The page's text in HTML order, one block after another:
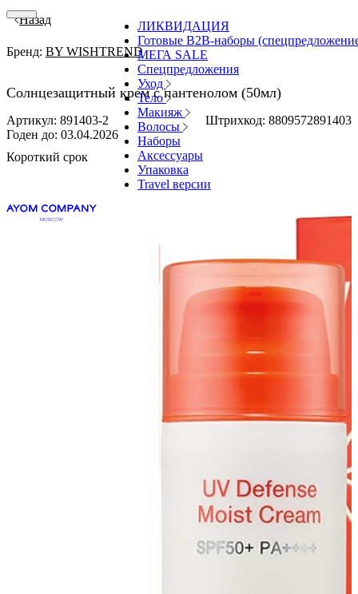
ЛИКВИДАЦИЯ
Готовые В2В-наборы
МЕГА SALE
Спецпредложения
Уход
Тело
Макияж
Волосы
Наборы
Аксессуары
Упаковка
Travel версии
Назад
Бренд: BY WISHTREND
Солнцезащитный крем с пантенолом (50мл)
Артикул: 891403-2
Штрихкод: 8809572891403
Годен до: 03.04.2026
Короткий срок